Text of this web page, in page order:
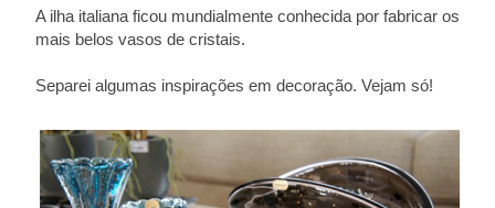
A ilha italiana ficou mundialmente conhecida por fabricar os
mais belos vasos de cristais.
Separei algumas inspirações em decoração. Vejam só!